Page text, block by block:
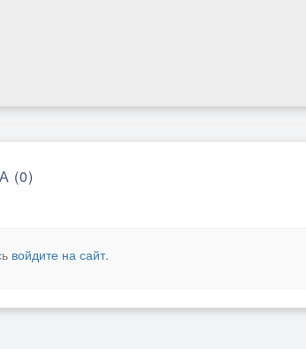
(0)
войдите на сайт.